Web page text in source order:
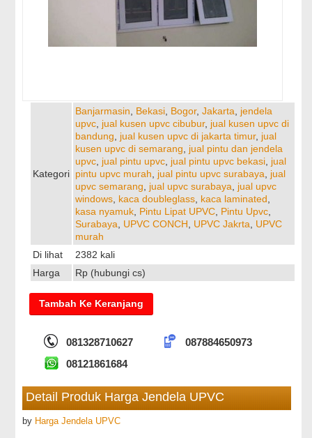
Kategori
Banjarmasin Bekasi Bogor,Jakarta
jendela
upvc jual kusen upvc cibubur, jual kusen upvc di
bandung
jual kusen upvc di jakarta timur, jual
kusen upvc di semarang
jual pintu dan jendela
upvc jual pintu upvc jual pintu upvc bekasi jual
pintu upvc murah
jual pintu upvc surabaya
jual
upvc semarang
jual upvc surabaya
jual upvc
windows kaca doubleglass kaca laminated
kasa nyamuk Pintu Lipat UPVC Pintu Upvc
Surabaya
UPVC CONCH UPVC Jakrta
UPVC
murah
Di lihat
2382 kali
Harga
Rp (hubungi cs)
081328710627
087884650973
08121861684
Detail Produk Harga Jendela UPVC
by Harga Jendela UPVC